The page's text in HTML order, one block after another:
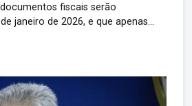
fiscais serão
janeiro de 2026, e que apenas
por esses documentos
financeiro, permitindo que as